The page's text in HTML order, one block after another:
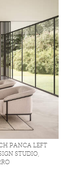
PANCA LEFT
STUDIO,